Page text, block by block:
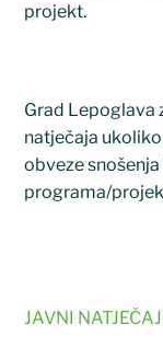
projekt.
Grad Lepoglava
natječaja
obveze
programa/
JAVNI